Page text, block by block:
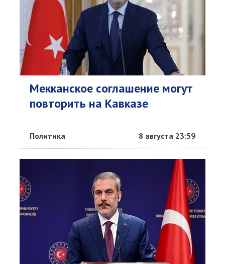
Мекканское соглашение могут
повторить на Кавказе
Политика 8 августа 23:59